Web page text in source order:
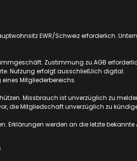
EWR/Schweiz erforderlich.
Zustimmung zu AGB
Nutzung erfolgt ausschließlich digital.
Mitgliederbereichs.
Missbrauch ist unverzüglich zu
die Mitgliedschaft unverzüglich zu
Erklärungen werden an die letzte